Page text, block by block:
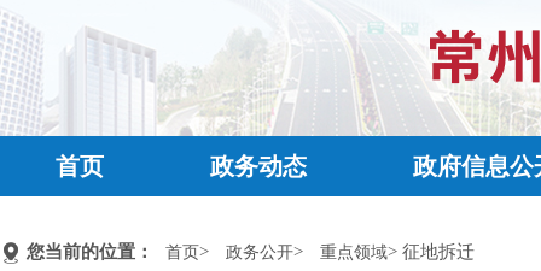
首页 政务动态 政府信息公
您当前的位置： 首页> 政务公开> 重点领域> 征地拆迁